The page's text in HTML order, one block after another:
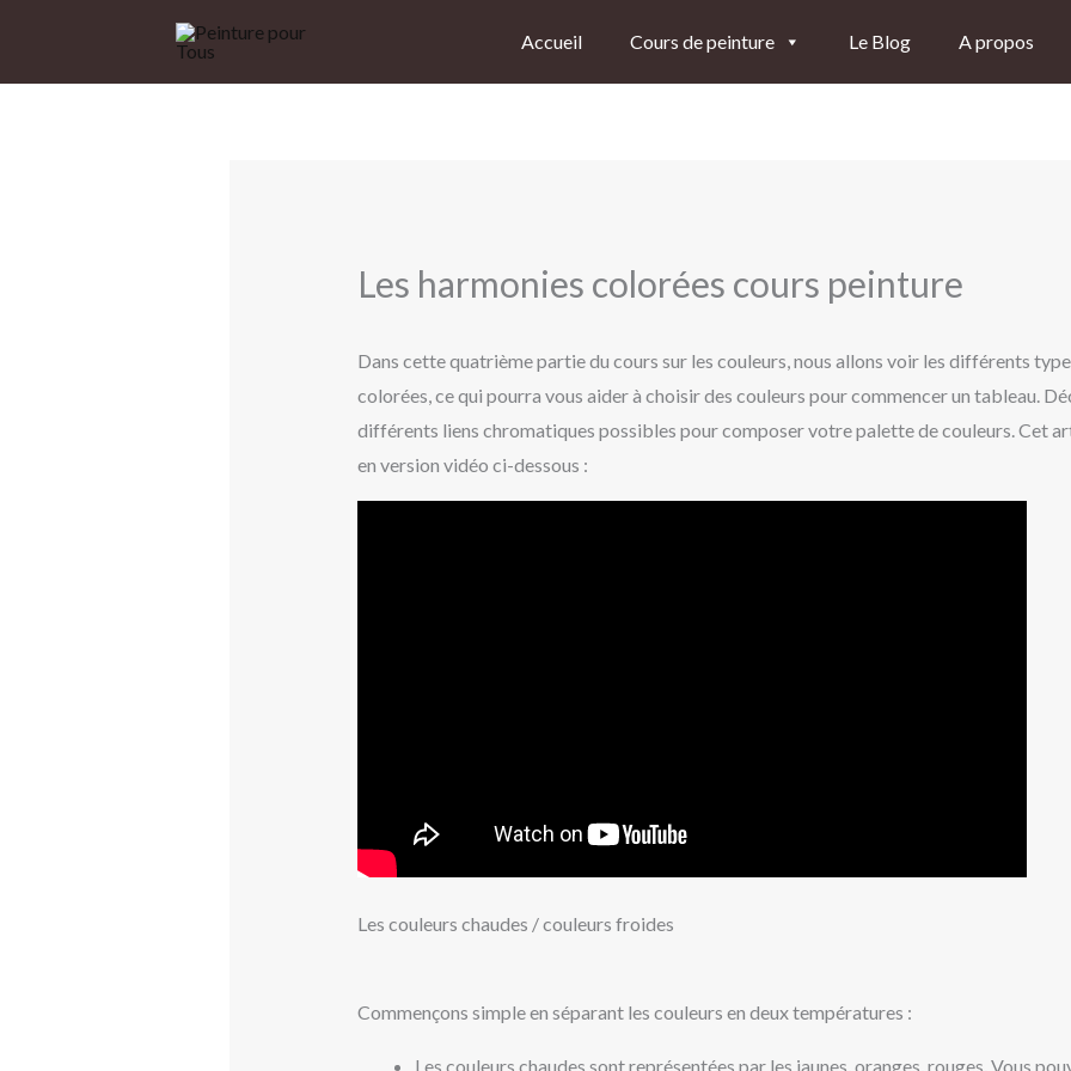
contenu
Accueil Cours de peinture Le Blog A propos
Les harmonies colorées cours peinture
Dans cette quatrième partie du cours sur les couleurs, nous allons voir les différents
colorées, ce qui pourra vous aider à choisir des couleurs pour commencer un tableau.
différents liens chromatiques possibles pour composer votre palette de couleurs. Cet
en version vidéo ci-dessous :
Les couleurs chaudes / couleurs froides
Commençons simple en séparant les couleurs en deux températures :
Les couleurs chaudes sont représentées par les jaunes, oranges, rouges. Vous